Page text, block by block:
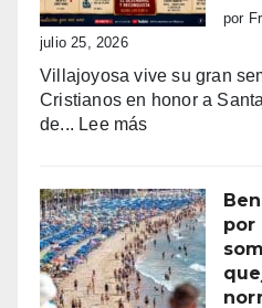
de
fe,
y
emoción
por
julio 25, 2026
Villajoyosa vive su gran
Cristianos en honor a
de... Lee más:
patronales
Consulta
la
programación
completa
por